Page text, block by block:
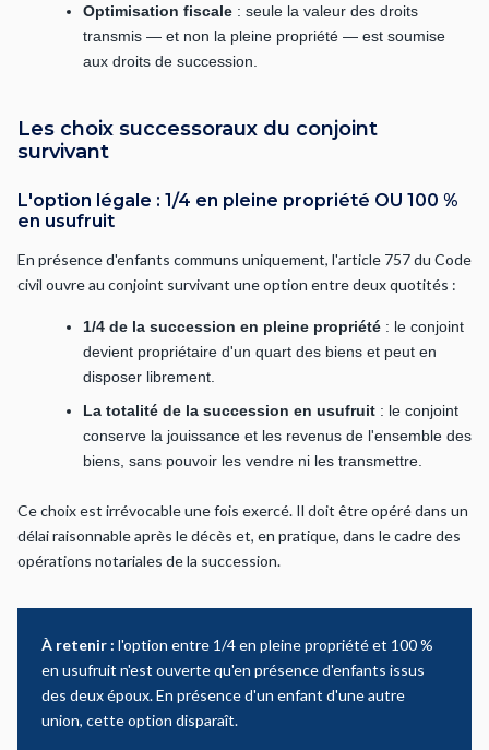
Optimisation fiscale : seule la valeur des droits
transmis — et non la pleine propriété — est soumise
aux droits de succession.
Les choix successoraux du conjoint
survivant
L'option légale : 1/4 en pleine propriété OU 100 %
en usufruit
En présence d'enfants communs uniquement, l'article 757 du Code
civil ouvre au conjoint survivant une option entre deux quotités :
1/4 de la succession en pleine propriété : le conjoint
devient propriétaire d'un quart des biens et peut en
disposer librement.
La totalité de la succession en usufruit : le conjoint
conserve la jouissance et les revenus de l'ensemble des
biens, sans pouvoir les vendre ni les transmettre.
Ce choix est irrévocable une fois exercé. Il doit être opéré dans un
délai raisonnable après le décès et, en pratique, dans le cadre des
opérations notariales de la succession.
À retenir : l'option entre 1/4 en pleine propriété et 100 %
en usufruit n'est ouverte qu'en présence d'enfants issus
des deux époux. En présence d'un enfant d'une autre
union, cette option disparaît.